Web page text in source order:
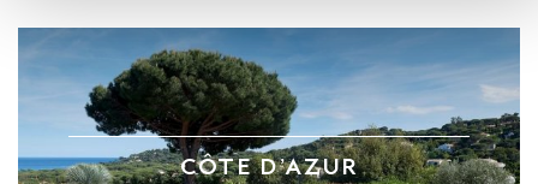
CÔTE D’AZUR